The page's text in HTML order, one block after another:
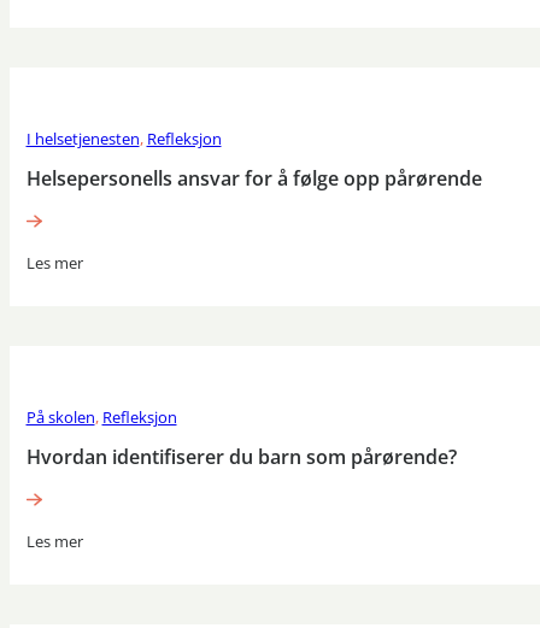
I helsetjenesten, Refleksjon
Helsepersonells ansvar for å følge opp pårørende
Les mer
På skolen, Refleksjon
Hvordan identifiserer du barn som pårørende?
Les mer